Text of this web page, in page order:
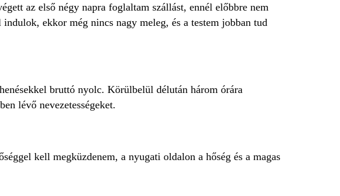
az első négy napra foglaltam szállást, ennél előbbre nem
ekkor még nincs nagy meleg, és a testem jobban tud
bruttó nyolc. Körülbelül délután három órára
lévő nevezetességeket.
kell megküzdenem, a nyugati oldalon a hőség és a magas